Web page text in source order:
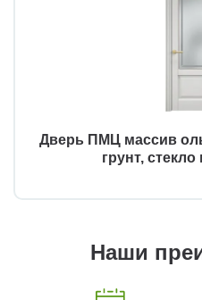
Дверь ПМЦ массив
грунт,
Наши